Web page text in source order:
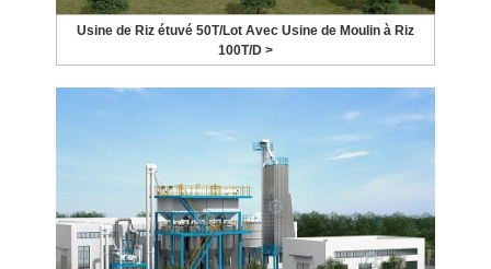
Usine de Riz étuvé 50T/Lot Avec Usine de Moulin à Riz
100T/D >